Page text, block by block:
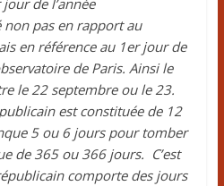
de l’année
non pas en rapport au
en référence au 1er jour de
de Paris. Ainsi le
le 22 septembre ou le 23.
est constituée de 12
5 ou 6 jours pour tomber
de 365 ou 366 jours. C’est
comporte des jours